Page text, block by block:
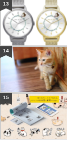
13
14
15